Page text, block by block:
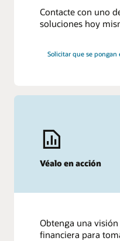
Contacte con uno
soluciones hoy
Solicitar que se pongan
Véalo en acción
Obtenga una
financiera para